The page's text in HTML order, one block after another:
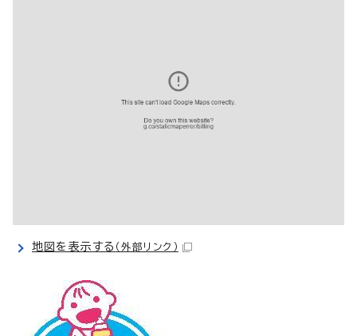
地図を表示する （外部リンク）